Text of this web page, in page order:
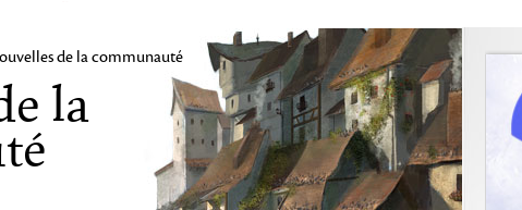
Janthir Wilds
Visions of Eternity
de la communauté
la